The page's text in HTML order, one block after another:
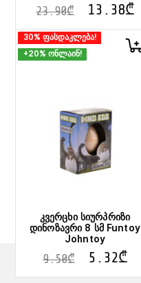
23.90₾ 13.38₾
30% ფასდაკლება!
+20% ონლაინ!
კვერცხი სიურპრიზი
დინოზავრი 8 სმ Funtoy
Johntoy
9.50₾ 5.32₾